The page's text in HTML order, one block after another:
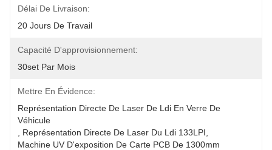
Délai De Livraison:
20 Jours De Travail
Capacité D'approvisionnement:
30set Par Mois
Mettre En Évidence:
Représentation Directe De Laser De Ldi En Verre De
Véhicule
Représentation Directe De Laser Du Ldi 133LPI
Machine UV D'exposition De Carte PCB De 1300mm